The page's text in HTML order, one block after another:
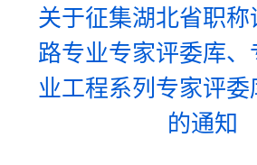
关于征集湖北省职
路专业专家评委库
业工程系列专家评委
的通知